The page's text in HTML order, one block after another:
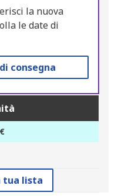
la nuova
le date di
consegna
tua lista